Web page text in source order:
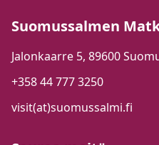
Suomussalmen
Jalonkaarre 5, 89600
+358 44 777 3250
visit(at)suomussalmi.fi